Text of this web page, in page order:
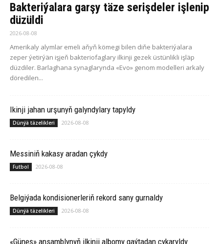
Bakteriýalara garşy täze serişdeler işlenip
düzüldi
2026-08-08
Amerikaly alymlar emeli aňyň kömegi bilen diňe bakteriýalara
zeper ýetirýän işjeň bakteriofaglary ilkinji gezek üstünlikli işläp
düzdiler. Barlaghana synaglarynda «Evo» genom modelleri arkaly
döredilen...
Ikinji jahan urşunyň galyndylary tapyldy
Dünýä täzelikleri 2026-08-08
Messiniň kakasy aradan çykdy
Futbol 2026-08-08
Belgiýada kondisionerleriň rekord sany gurnaldy
Dünýä täzelikleri 2026-08-08
«Güneş» ansamblynyň ilkinji albomy gaýtadan çykaryldy